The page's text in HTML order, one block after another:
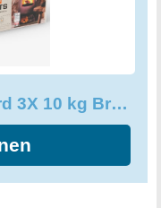
Braunkohlebriketts Rekord 3X 10 kg Briketts, Kaminbriketts